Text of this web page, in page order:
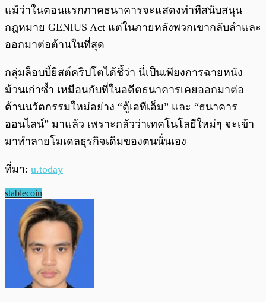
แม้ว่าในตอนแรกภาคธนาคารจะแสดงท่าทีสนับสนุน
กฎหมาย GENIUS Act แต่ในภายหลังพวกเขากลับลำและ
ออกมาต่อต้านในที่สุด
กลุ่มล็อบบี้ยิสต์คริปโตได้ชี้ว่า นี่เป็นเพียงการฉายหนัง
ม้วนเก่าซ้ำ เหมือนกับที่ในอดีตธนาคารเคยออกมาต่อ
ต้านนวัตกรรมใหม่อย่าง “ตู้เอทีเอ็ม” และ “ธนาคาร
ออนไลน์” มาแล้ว เพราะกลัวว่าเทคโนโลยีใหม่ๆ จะเข้า
มาทำลายโมเดลธุรกิจเดิมของตนนั่นเอง
ที่มา: u.today
stablecoin